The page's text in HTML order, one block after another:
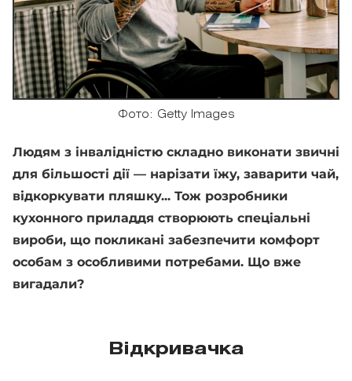
Фото: Getty Images
Людям з інвалідністю складно виконати звичні
для більшості дії — нарізати їжу, заварити чай,
відкоркувати пляшку... Тож розробники
кухонного приладдя створюють спеціальні
вироби, що покликані забезпечити комфорт
особам з особливими потребами. Що вже
вигадали?
Відкривачка